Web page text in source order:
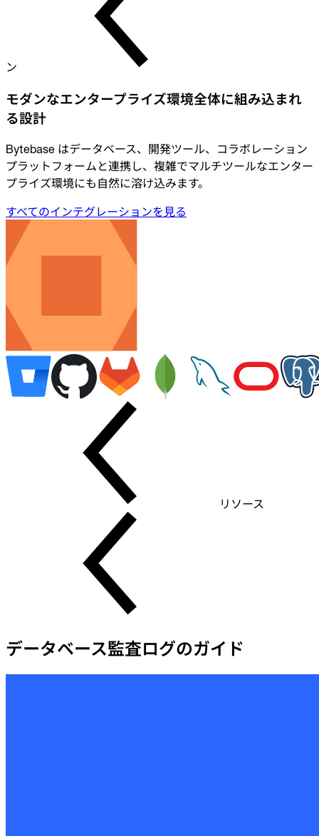
ン
モダンなエンタープライズ環境全体に組み込まれ
る設計
Bytebase はデータベース、開発ツール、コラボレーション
プラットフォームと連携し、複雑でマルチツールなエンター
プライズ環境にも自然に溶け込みます。
すべてのインテグレーションを見る
すべてのインテグレーションを見る
リソース
データベース監査ログのガイド